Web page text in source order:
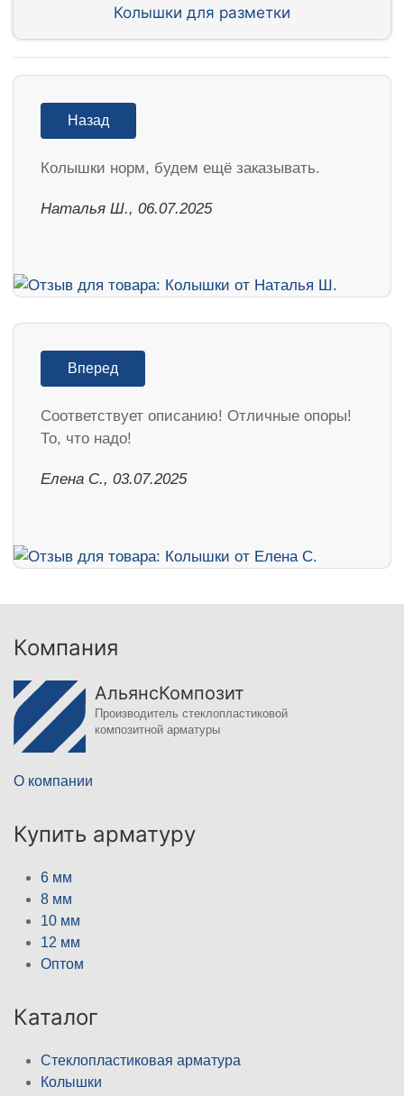
Колышки для разметки
Назад
Колышки норм, будем ещё заказывать.
Наталья Ш., 06.07.2025
Вперед
Соответствует описанию! Отличные опоры!
То, что надо!
Елена С., 03.07.2025
Компания
АльянсКомпозит
Производитель стеклопластиковой
композитной арматуры
О компании
Купить арматуру
6 мм
8 мм
10 мм
12 мм
Оптом
Каталог
Стеклопластиковая арматура
Колышки